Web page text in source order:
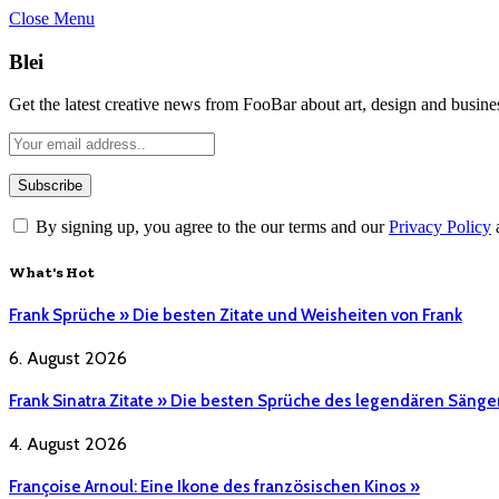
Close Menu
Blei
Get the latest creative news from FooBar about art, design and
By signing up, you agree to the our terms and ourPrivacy Policy
What's Hot
Frank Sprüche » Die besten Zitate und Weisheiten von Frank
6. August 2026
Frank Sinatra Zitate » Die besten Sprüche des legendären
4. August 2026
Françoise Arnoul: Eine Ikone des französischen Kinos »